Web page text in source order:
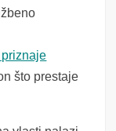
što prestaje